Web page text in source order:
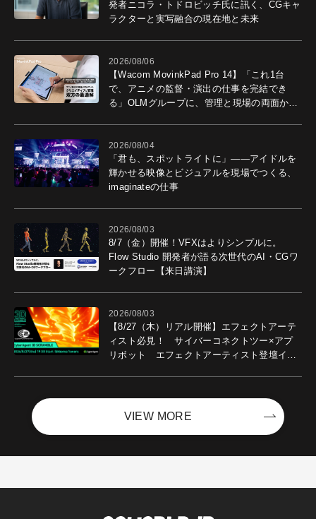
発者ニコラ・トドロビッチ氏に訊く、CGキャ
ラクターと実写融合の現在地と未来
2026/08/06
【Wacom MovinkPad Pro 14】「これ1台
で、アニメの監督・演出の仕事を完結でき
る」OLMグループに、管理と現場の両面から
2026/08/04
「君も、スポットライトに」――アイドルを
輝かせる映像とビジュアルを現場でつくる、
imaginateの仕事
2026/08/03
8/7（金）開催！VFXはよりシンプルに。
Flow Studio 開発者が語る次世代のAI・CGワ
ークフロー【来日講演】
2026/08/03
【8/27（木）リアル開催】エフェクトアーテ
ィスト必見！ サイバーコネクトツー×アプ
リボット エフェクトアーティスト登壇イベ
VIEW MORE